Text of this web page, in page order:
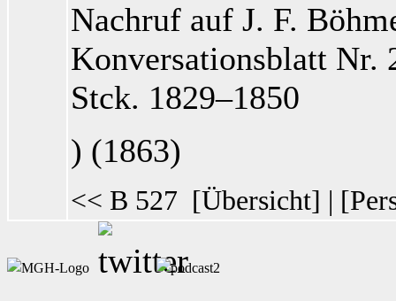
Nachruf auf J. F.
Konversationsblatt Nr.
Stck. 1829–1850
) (1863)
<< B 527 [Übersicht] | [